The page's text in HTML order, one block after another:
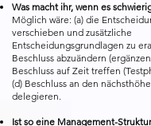
Was macht ihr, wenn es
Möglich wäre: (a) die
verschieben und zusätzliche
Entscheidungsgrundlagen zu
Beschluss abzuändern
Beschluss auf Zeit treffen
(d) Beschluss an den
delegieren.
Ist so eine Management-